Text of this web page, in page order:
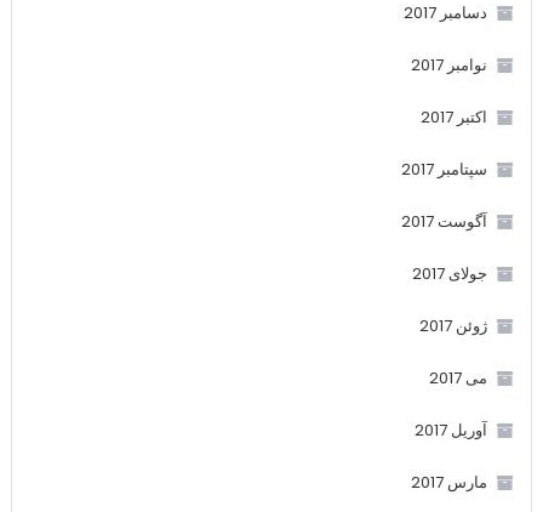
دسامبر 2017
نوامبر 2017
اکتبر 2017
سپتامبر 2017
آگوست 2017
جولای 2017
ژوئن 2017
می 2017
آوریل 2017
مارس 2017